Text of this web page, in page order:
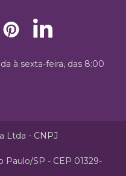
à sexta-feira, das 8:00
Ltda - CNPJ
Paulo/SP - CEP 01329-